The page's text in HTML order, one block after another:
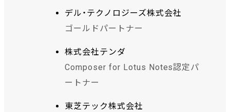
デル・テクノロジーズ株式会社
ゴールドパートナー
株式会社テンダ
Composer for Lotus Notes認定パ
ートナー
東芝テック株式会社